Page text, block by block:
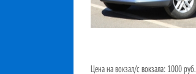
Цена на вокзал/с вокзала: 1000 руб.